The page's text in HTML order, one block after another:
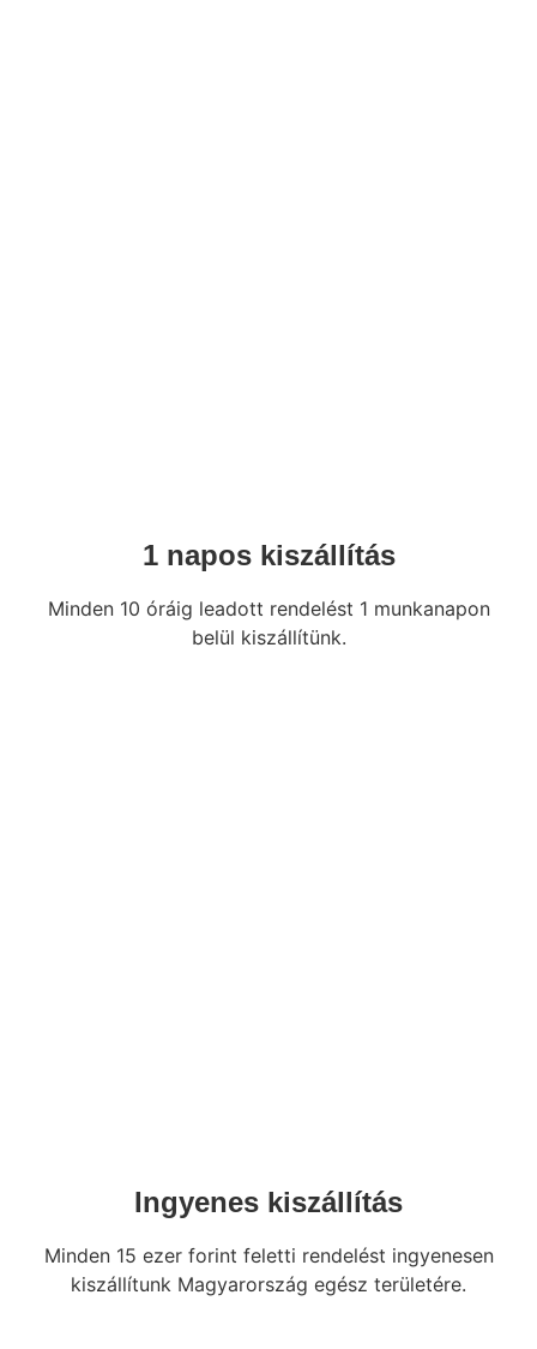
1 napos kiszállítás
Minden 10 óráig leadott rendelést 1 munkanapon
belül kiszállítünk.
Ingyenes kiszállítás
Minden 15 ezer forint feletti rendelést ingyenesen
kiszállítunk Magyarország egész területére.